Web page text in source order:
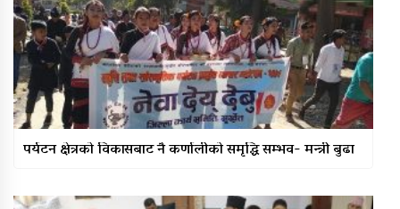
पर्यटन क्षेत्रको विकासबाट नै कर्णालीको समृद्धि सम्भव- मन्त्री बुढा